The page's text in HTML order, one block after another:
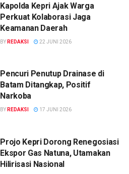
Kapolda Kepri Ajak Warga
Perkuat Kolaborasi Jaga
Keamanan Daerah
BY REDAKSI 22 JUNI 2026
Pencuri Penutup Drainase di
Batam Ditangkap, Positif
Narkoba
BY REDAKSI 17 JUNI 2026
Projo Kepri Dorong Renegosiasi
Ekspor Gas Natuna, Utamakan
Hilirisasi Nasional